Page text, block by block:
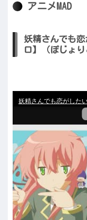
アニメMAD
妖精さんでも恋
ロ】（ぽじょり